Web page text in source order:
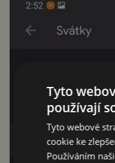
Tyto
používají
Tyto webové
cookie ke
Používáním